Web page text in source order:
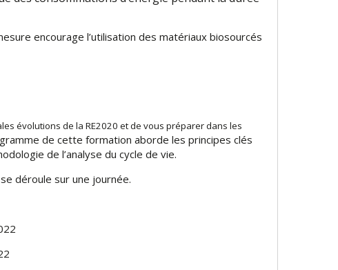
encourage l’utilisation des matériaux biosourcés
évolutions de la RE2020 et de vous préparer dans les
de cette formation aborde les principes clés
de l’analyse du cycle de vie.
déroule sur une journée.